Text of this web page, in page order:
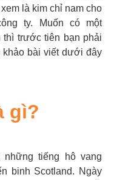
là kim chỉ nam cho
ty. Muốn có một
thì trước tiên bạn phải
khảo bài viết dưới đây
gì?
tiếng hô vang
binh Scotland. Ngày